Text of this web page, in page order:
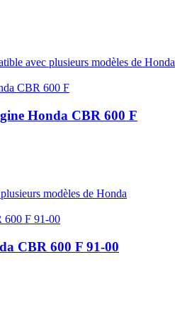
avec plusieurs modèles de Honda
Honda CBR 600 F
modèles de Honda
CBR 600 F 91-00